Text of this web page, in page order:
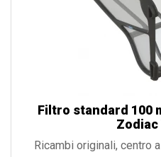
Filtro standard 100
Ricambi originali, centro